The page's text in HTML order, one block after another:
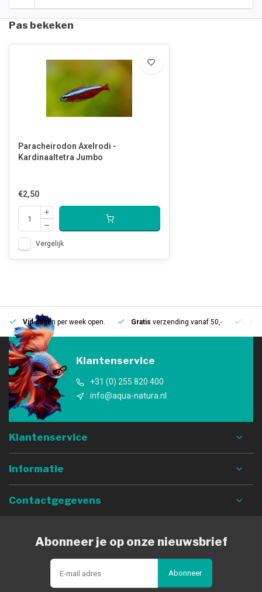
Pas bekeken
Paracheirodon Axelrodi -
Kardinaaltetra Jumbo
€2,50
Vergelijk
Vijfdagen per week open. Gratis verzending vanaf 50,-
Klantenservice
+31 (0) 255 820 400
info@aqua-natura.nl
Klantenservice
Informatie
Contactgegevens
Abonneer je op onze nieuwsbrief
Abonneer